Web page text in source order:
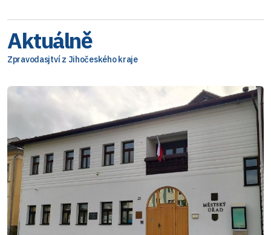
Aktuálně
Zpravodasjtví z Jihočeského kraje